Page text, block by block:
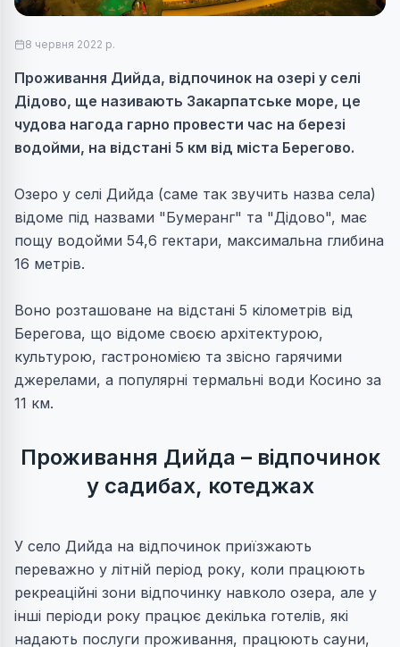
8 червня 2022 р.
Проживання Дийда, відпочинок на озері у селі
Дідово, ще називають Закарпатське море, це
чудова нагода гарно провести час на березі
водойми, на відстані 5 км від міста Берегово.
Озеро у селі Дийда (саме так звучить назва села)
відоме під назвами "Бумеранг" та "Дідово", має
пощу водойми 54,6 гектари, максимальна глибина
16 метрів.
Воно розташоване на відстані 5 кілометрів від
Берегова, що відоме своєю архітектурою,
культурою, гастрономією та звісно гарячими
джерелами, а популярні термальні води Косино за
11 км.
Проживання Дийда – відпочинок
у садибах, котеджах
У село Дийда на відпочинок приїзжають
переважно у літній період року, коли працюють
рекреаційні зони відпочинку навколо озера, але у
інші періоди року працює декілька готелів, які
надають послуги проживання, працюють сауни,